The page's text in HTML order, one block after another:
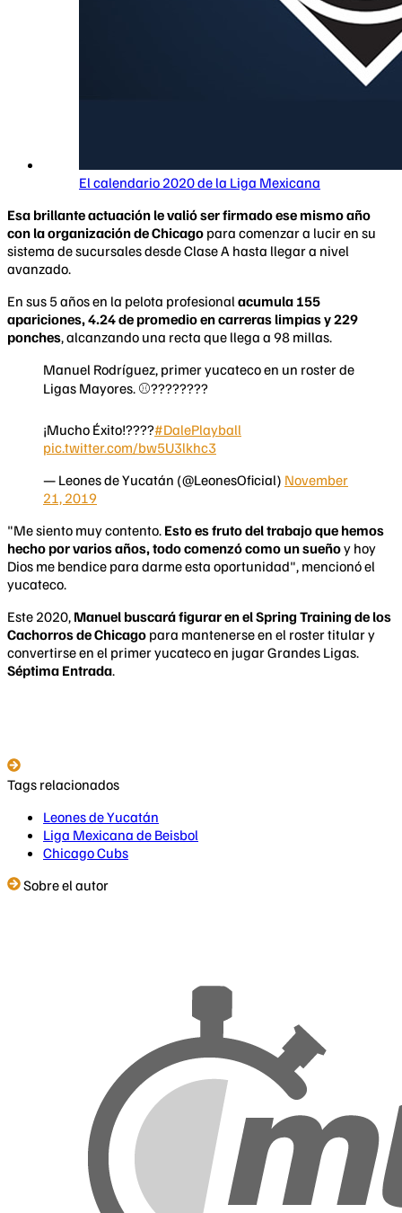
El calendario 2020 de la Liga Mexicana
Esa brillante actuación le valió ser firmado ese mismo año
con la organización de Chicago para comenzar a lucir en su
sistema de sucursales desde Clase A hasta llegar a nivel
avanzado.
En sus 5 años en la pelota profesional acumula 155
apariciones, 4.24 de promedio en carreras limpias y 229
ponches, alcanzando una recta que llega a 98 millas.
Manuel Rodríguez, primer yucateco en un roster de
Ligas Mayores. ⚾????????
¡Mucho Éxito!????#DalePlayball
pic.twitter.com/bw5U3lkhc3
— Leones de Yucatán (@LeonesOficial) November
21, 2019
"Me siento muy contento. Esto es fruto del trabajo que hemos
hecho por varios años, todo comenzó como un sueñoy hoy
Dios me bendice para darme esta oportunidad", mencionó el
yucateco.
Este 2020, Manuel buscará figurar en el Spring Training de los
Cachorros de Chicago para mantenerse en el roster titular y
convertirse en el primer yucateco en jugar Grandes Ligas.
Séptima Entrada.
Tags relacionados
Leones de Yucatán
Liga Mexicana de Beisbol
Chicago Cubs
Sobre el autor